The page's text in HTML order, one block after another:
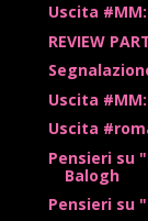
Uscita
REVIEW
Uscita
Uscita
Pensieri su
Balogh
Pensieri su